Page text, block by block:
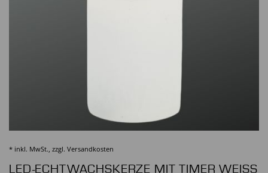
* inkl. MwSt., zzgl. Versandkosten
LED-ECHTWACHSKERZE MIT TIMER WEISS